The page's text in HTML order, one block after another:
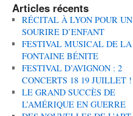
Articles récents
RÉCITAL À LYON POUR UN
SOURIRE D’ENFANT
FESTIVAL MUSICAL DE LA
FONTAINE BÉNITE
FESTIVAL D’AVIGNON : 2
CONCERTS 18 19 JUILLET !
LE GRAND SUCCÈS DE
L’AMÉRIQUE EN GUERRE